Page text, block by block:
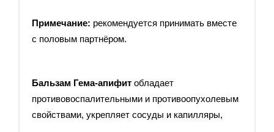
Примечание: рекомендуется принимать вместе
с половым партнёром.
Бальзам Гема-апифит обладает
противовоспалительными и противоопухолевым
свойствами, укрепляет сосуды и капилляры,